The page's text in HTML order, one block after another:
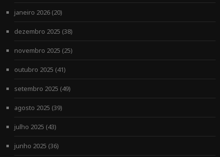
janeiro 2026(20)
dezembro 2025 (38)
novembro 2025 (25)
outubro 2025 (41)
setembro 2025 (49)
agosto 2025 (39)
julho 2025 (43)
junho 2025 (36)